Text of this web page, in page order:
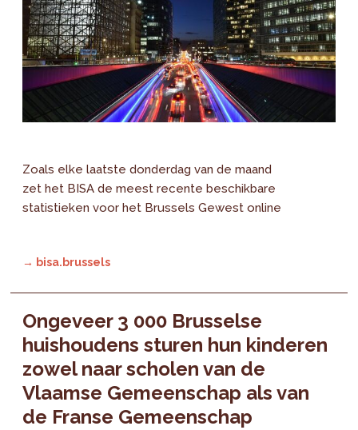
Zoals elke laatste donderdag van de maand
zet het BISA de meest recente beschikbare
statistieken voor het Brussels Gewest online
→ bisa.brussels
Ongeveer 3 000 Brusselse
huishoudens sturen hun kinderen
zowel naar scholen van de
Vlaamse Gemeenschap als van
de Franse Gemeenschap